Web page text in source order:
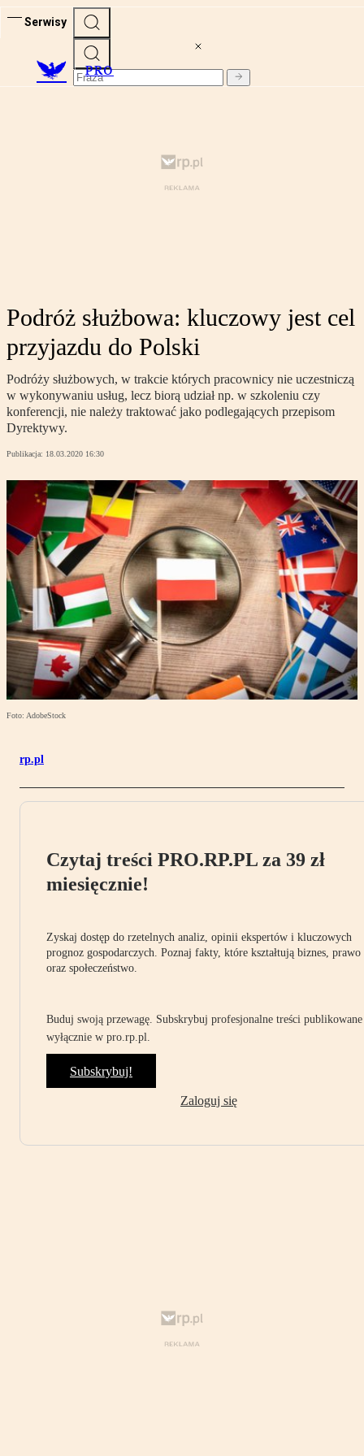
Serwisy
PRO
Podróż służbowa: kluczowy jest cel
przyjazdu do Polski
Podróży służbowych, w trakcie których pracownicy nie uczestniczą
w wykonywaniu usług, lecz biorą udział np. w szkoleniu czy
konferencji, nie należy traktować jako podlegających przepisom
Dyrektywy.
Publikacja: 18.03.2020 16:30
Foto: AdobeStock
rp.pl
Czytaj treści PRO.RP.PL za 39 zł
miesięcznie!
Zyskaj dostęp do rzetelnych analiz, opinii ekspertów i kluczowych
prognoz gospodarczych. Poznaj fakty, które kształtują biznes, prawo
oraz społeczeństwo.
Buduj swoją przewagę. Subskrybuj profesjonalne treści publikowane
wyłącznie w pro.rp.pl.
Subskrybuj!
Zaloguj się